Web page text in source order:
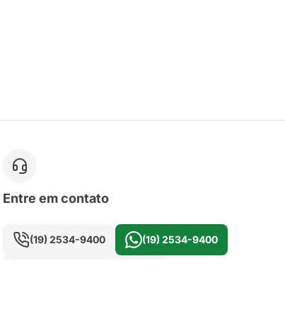
Entre em contato
(19) 2534-9400 (19) 2534-9400